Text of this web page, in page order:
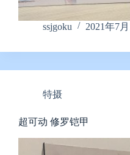
ssjgoku 2021年7月
特摄
超可动 修罗铠甲